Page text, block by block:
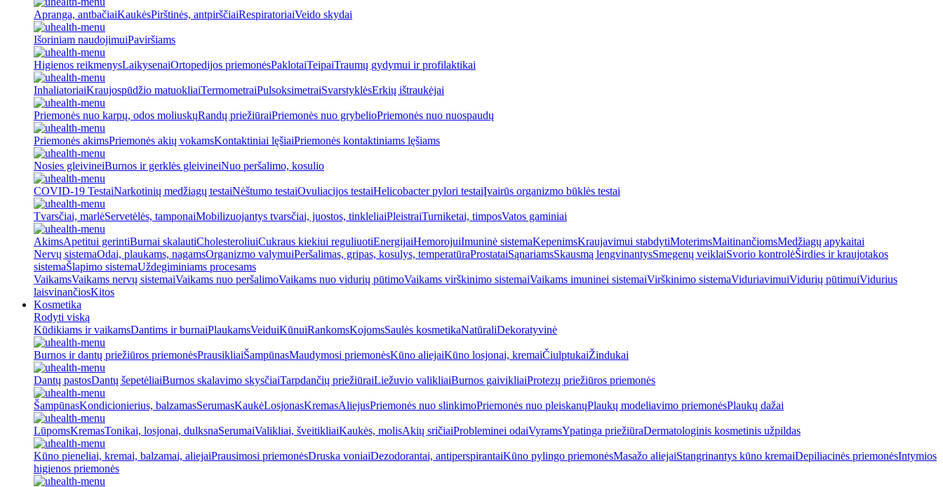
Apranga, antbačiaiKaukėsPirštinės, antpirščiaiRespiratoriaiVeido skydai
Išoriniam naudojimuiPaviršiams
Higienos reikmenysLaikysenaiOrtopedijos priemonėsPaklotaiTeipaiTraumų gydymui ir profilaktikai
InhaliatoriaiKraujospūdžio matuokliaiTermometraiPulsoksimetraiSvarstyklėsErkių ištraukėjai
Priemonės nuo karpų, odos moliuskųRandų priežiūraiPriemonės nuo grybelioPriemonės nuo nuospaudų
Priemonės akimsPriemonės akių vokamsKontaktiniai lęšiaiPriemonės kontaktiniams lęšiams
Nosies gleivineiBurnos ir gerklės gleivineiNuo peršalimo, kosulio
COVID-19 TestaiNarkotinių medžiagų testaiNėštumo testaiOvuliacijos testaiHelicobacter pylori testaiĮvairūs organizmo būklės testai
Tvarsčiai, marlėServetėlės, tamponaiMobilizuojantys tvarsčiai, juostos, tinkleliaiPleistraiTurniketai, timposVatos gaminiai
AkimsApetitui gerintiBurnai skalautiCholesteroliuiCukraus kiekiui reguliuotiEnergijaiHemorojuiImuninė sistemaKepenimsKraujavimui stabdytiMoterimsMaitinančiomsMedžiagų apykaitai
Nervų sistemaOdai, plaukams, nagamsOrganizmo valymuiPeršalimas, gripas, kosulys, temperatūraProstataiSąnariamsSkausmą lengvinantysSmegenų veiklaiSvorio kontrolėŠirdies ir kraujotakos
sistemaŠlapimo sistemaUždegiminiams procesams
VaikamsVaikams nervų sistemaiVaikams nuo peršalimoVaikams nuo vidurių pūtimoVaikams virškinimo sistemaiVaikams imuninei sistemaiVirškinimo sistemaViduriavimuiVidurių pūtimuiVidurius
laisvinančiosKitos
Kosmetika
Rodyti viską
Kūdikiams ir vaikamsDantims ir burnaiPlaukamsVeiduiKūnuiRankomsKojomsSaulės kosmetikaNatūraliDekoratyvinė
Burnos ir dantų priežiūros priemonėsPrausikliaiŠampūnasMaudymosi priemonėsKūno aliejaiKūno losjonai, kremaiČiulptukaiŽindukai
Dantų pastosDantų šepetėliaiBurnos skalavimo skysčiaiTarpdančių priežiūraiLiežuvio valikliaiBurnos gaivikliaiProtezų priežiūros priemonės
ŠampūnasKondicionierius, balzamasSerumasKaukėLosjonasKremasAliejusPriemonės nuo slinkimoPriemonės nuo pleiskanųPlaukų modeliavimo priemonėsPlaukų dažai
LūpomsKremasTonikai, losjonai, dulksnaSerumaiValikliai, šveitikliaiKaukės, molisAkių sričiaiProbleminei odaiVyramsYpatinga priežiūraDermatologinis kosmetinis užpildas
Kūno pieneliai, kremai, balzamai, aliejaiPrausimosi priemonėsDruska voniaiDezodorantai, antiperspirantaiKūno pylingo priemonėsMasažo aliejaiStangrinantys kūno kremaiDepiliacinės priemonėsIntymios
higienos priemonės